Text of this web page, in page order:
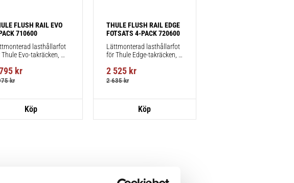
FLUSH RAIL EVO
710600
lasthållarfot
Evo-takräcken,
kr
kr
THULE FLUSH RAIL EDGE
FOTSATS 4-PACK 720600
Lättmonterad lasthållarfot
för Thule Edge-takräcken,
reling.
2 525kr
2 635kr